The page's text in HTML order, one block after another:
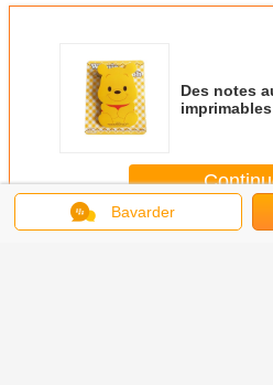
Des notes
imprimables
Bavarder